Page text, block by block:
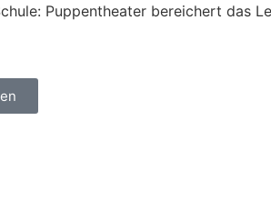
Puppentheater bereichert das